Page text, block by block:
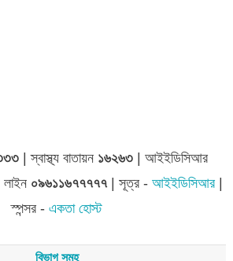
| স্বাস্থ্য বাতায়ন ১৬২৬৩| আইইডিসিআর
লাইন ০৯৬১১৬৭৭৭৭৭| সূত্র - আইইডিসিআর|
স্পন্সর - একতা হোস্ট
বিভাগ সমূহ